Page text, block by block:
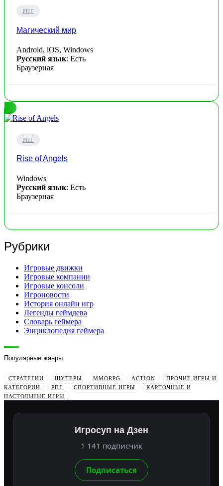
РПГ
Магический мир
Android, iOS, Windows
Русский язык: Есть
Браузерная
РПГ
Rise of Angels
Windows
Русский язык: Есть
Браузерная
Рубрики
Игровые движки
Игровые компании
Игровые консоли
Игроновости
История онлайн игр
Легенды геймдева
Словарь геймера
Энциклопедия геймера
Популярные жанры
СТРАТЕГИИ ШУТЕРЫ MMORPG ACTION
ПРОЧИЕ ИГРЫ И
КАТЕГОРИИ
РПГ СПОРТИВНЫЕ ИГРЫ
КАРТОЧНЫЕ И
НАСТОЛЬНЫЕ ИГРЫ
Игросуп на Дзен
1 141 подписчик
Подписаться